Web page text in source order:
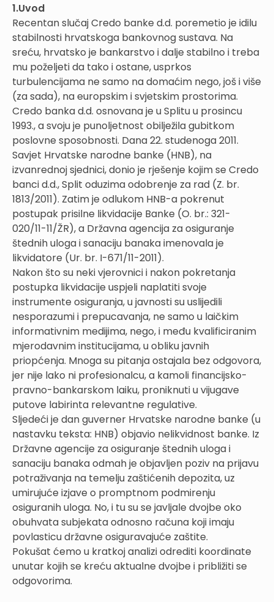
1.Uvod
Recentan slučaj Credo banke d.d. poremetio je idilu
stabilnosti hrvatskoga bankovnog sustava. Na
sreću, hrvatsko je bankarstvo i dalje stabilno i treba
mu poželjeti da tako i ostane, usprkos
turbulencijama ne samo na domaćim nego, još i više
(za sada), na europskim i svjetskim prostorima.
Credo banka d.d. osnovana je u Splitu u prosincu
1993., a svoju je punoljetnost obilježila gubitkom
poslovne sposobnosti. Dana 22. studenoga 2011.
Savjet Hrvatske narodne banke (HNB), na
izvanrednoj sjednici, donio je rješenje kojim se Credo
banci d.d., Split oduzima odobrenje za rad (Z. br.
1813/2011). Zatim je odlukom HNB-a pokrenut
postupak prisilne likvidacije Banke (O. br.: 321-
020/11-11/ŽR), a Državna agencija za osiguranje
štednih uloga i sanaciju banaka imenovala je
likvidatore (Ur. br. I-671/11-2011).
Nakon što su neki vjerovnici i nakon pokretanja
postupka likvidacije uspjeli naplatiti svoje
instrumente osiguranja, u javnosti su uslijedili
nesporazumi i prepucavanja, ne samo u laičkim
informativnim medijima, nego, i među kvalificiranim
mjerodavnim institucijama, u obliku javnih
priopćenja. Mnoga su pitanja ostajala bez odgovora,
jer nije lako ni profesionalcu, a kamoli financijsko-
pravno-bankarskom laiku, proniknuti u vijugave
putove labirinta relevantne regulative.
Sljedeći je dan guverner Hrvatske narodne banke (u
nastavku teksta: HNB) objavio nelikvidnost banke. Iz
Državne agencije za osiguranje štednih uloga i
sanaciju banaka odmah je objavljen poziv na prijavu
potraživanja na temelju zaštićenih depozita, uz
umirujuće izjave o promptnom podmirenju
osiguranih uloga. No, i tu su se javljale dvojbe oko
obuhvata subjekata odnosno računa koji imaju
povlasticu državne osiguravajuće zaštite.
Pokušat ćemo u kratkoj analizi odrediti koordinate
unutar kojih se kreću aktualne dvojbe i približiti se
odgovorima.